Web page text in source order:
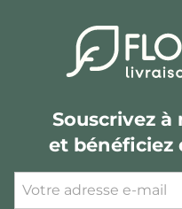
Souscrivez
et bénéficiez